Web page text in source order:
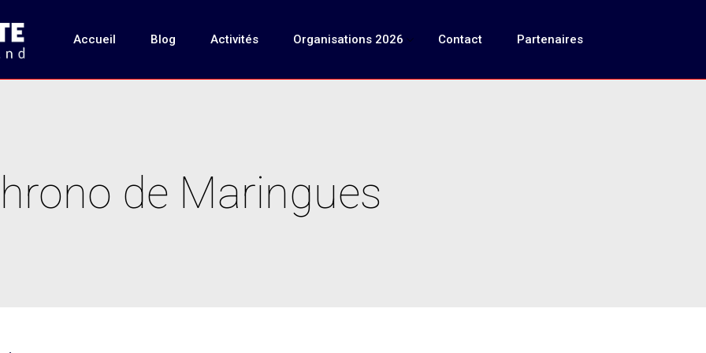
Accueil Blog Activités Organisations 2026 Contact Partenaires
de Maringues